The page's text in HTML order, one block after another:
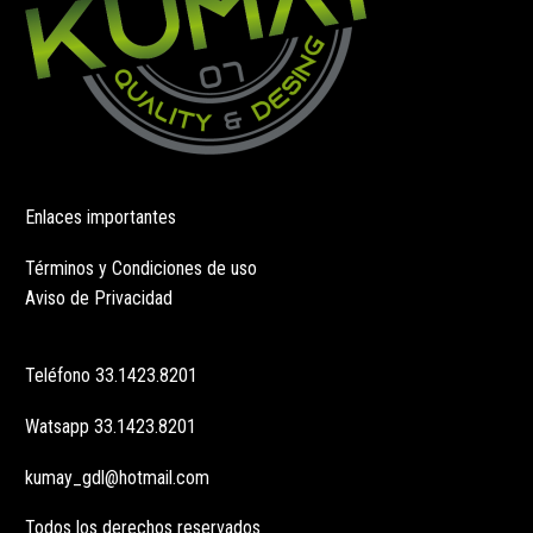
Enlaces importantes
Términos y Condiciones de uso
Aviso de Privacidad
Teléfono 33.1423.8201
Watsapp 33.1423.8201
kumay_gdl@hotmail.com
Todos los derechos reservados